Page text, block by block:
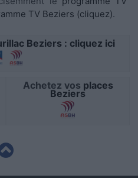
and other
TV Beziers (cliquez).
Beziers : cliquez ici
Achetez vos places
Beziers